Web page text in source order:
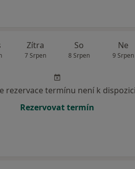
Zítra
7 Srpen
So
8 Srpen
Ne
9 Srpen
rezervace termínu není k dispozici
Rezervovat termín